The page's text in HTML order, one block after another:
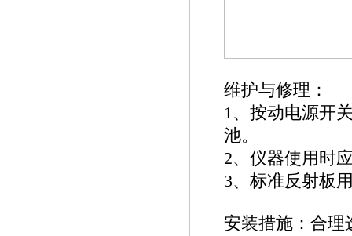
维护与修理：
1、按动电源开
池。
2、仪器使用时
3、标准反射板
安装措施：合理